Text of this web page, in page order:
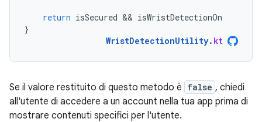
return isSecured && isWristDetectionOn
}
WristDetectionUtility. kt
Se il valore restituito di questo metodo è false , chiedi
all'utente di accedere a un account nella tua app prima di
mostrare contenuti specifici per l'utente.